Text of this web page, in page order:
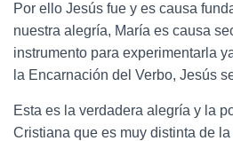
Por ello Jesús fue y es causa
nuestra alegría, María es causa
instrumento para experimentarla
la Encarnación del Verbo, Jesús
Esta es la verdadera alegría y la
Cristiana que es muy distinta de